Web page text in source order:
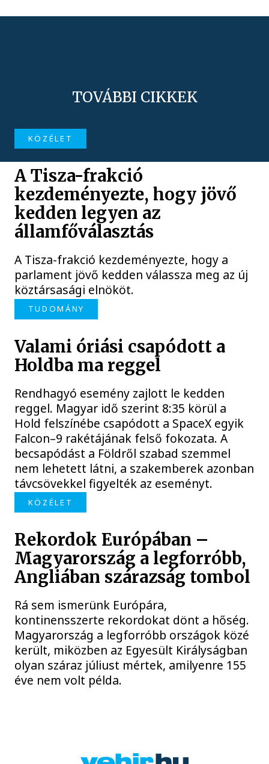
TOVÁBBI CIKKEK
KÖZÉLET
A Tisza-frakció
kezdeményezte, hogy jövő
kedden legyen az
államfőválasztás
A Tisza-frakció kezdeményezte, hogy a
parlament jövő kedden válassza meg az új
köztársasági elnököt.
TUDOMÁNY
Valami óriási csapódott a
Holdba ma reggel
Rendhagyó esemény zajlott le kedden
reggel. Magyar idő szerint 8:35 körül a
Hold felszínébe csapódott a SpaceX egyik
Falcon–9 rakétájának felső fokozata. A
becsapódást a Földről szabad szemmel
nem lehetett látni, a szakemberek azonban
távcsövekkel figyelték az eseményt.
KÖZÉLET
Rekordok Európában –
Magyarország a legforróbb,
Angliában szárazság tombol
Rá sem ismerünk Európára,
kontinensszerte rekordokat dönt a hőség.
Magyarország a legforróbb országok közé
került, miközben az Egyesült Királyságban
olyan száraz júliust mértek, amilyenre 155
éve nem volt példa.